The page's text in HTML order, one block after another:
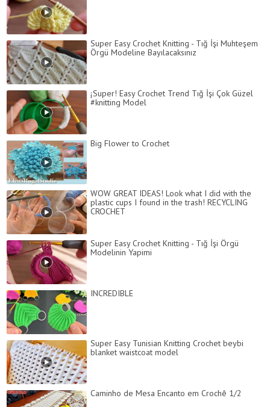
Super Easy Crochet Knitting - Tığ İşi Muhteşem
Örgü Modeline Bayılacaksınız
¡Super! Easy Crochet Trend Tığ İşi Çok Güzel
#knitting Model
Big Flower to Crochet
WOW GREAT IDEAS! Look what I did with the
plastic cups I found in the trash! RECYCLING
CROCHET
Super Easy Crochet Knitting - Tığ İşi Örgü
Modelinin Yapimi
INCREDIBLE
Super Easy Tunisian Knitting Crochet beybi
blanket waistcoat model
Caminho de Mesa Encanto em Crochê 1/2